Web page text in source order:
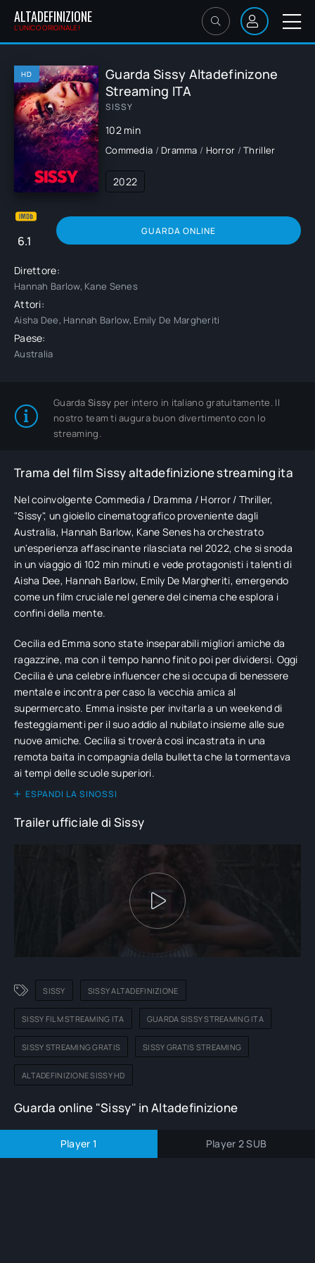
ALTADEFINIZIONE
L'UNICO ORIGINALE!
HD
Guarda Sissy Altadefinizone
Streaming ITA
SISSY
102 min
Commedia / Dramma / Horror /Thriller
2022
6.1
GUARDA ONLINE
Direttore:
Hannah Barlow, Kane Senes
Attori:
Aisha Dee, Hannah Barlow, Emily De Margheriti
Paese:
Australia
Guarda Sissy per intero in italiano gratuitamente. Il
nostro team ti augura buon divertimento con lo
streaming.
Trama del film Sissy altadefinizione streaming ita
Nel coinvolgente Commedia / Dramma / Horror / Thriller,
"Sissy", un gioiello cinematografico proveniente dagli
Australia, Hannah Barlow, Kane Senes ha orchestrato
un'esperienza affascinante rilasciata nel 2022, che si snoda
in un viaggio di 102 min minuti e vede protagonisti i talenti di
Aisha Dee, Hannah Barlow, Emily De Margheriti, emergendo
come un film cruciale nel genere del cinema che esplora i
confini della mente.
Cecilia ed Emma sono state inseparabili migliori amiche da
ragazzine, ma con il tempo hanno finito poi per dividersi. Oggi
Cecilia è una celebre influencer che si occupa di benessere
mentale e incontra per caso la vecchia amica al
supermercato. Emma insiste per invitarla a un weekend di
festeggiamenti per il suo addio al nubilato insieme alle sue
nuove amiche. Cecilia si troverà così incastrata in una
remota baita in compagnia della bulletta che la tormentava
ai tempi delle scuole superiori.
ESPANDI LA SINOSSI
Trailer ufficiale di Sissy
SISSY SISSY ALTADEFINIZIONE
SISSY FILM STREAMING ITA GUARDA SISSY STREAMING ITA
SISSY STREAMING GRATIS SISSY GRATIS STREAMING
ALTADEFINIZIONE SISSY HD
Guarda online "Sissy" in Altadefinizione
Player 1 Player 2 SUB